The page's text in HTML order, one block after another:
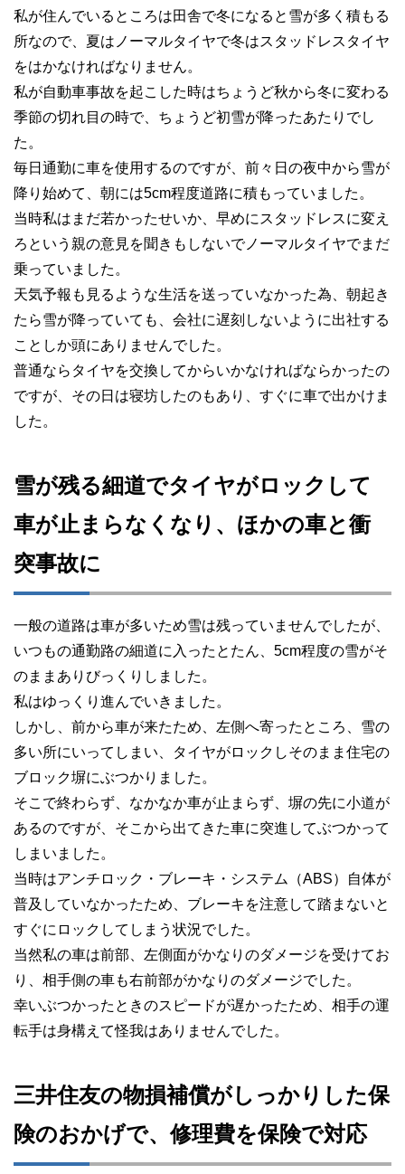
私が住んでいるところは田舎で冬になると雪が多く積もる
所なので、夏はノーマルタイヤで冬はスタッドレスタイヤ
をはかなければなりません。
私が自動車事故を起こした時はちょうど秋から冬に変わる
季節の切れ目の時で、ちょうど初雪が降ったあたりでし
た。
毎日通勤に車を使用するのですが、前々日の夜中から雪が
降り始めて、朝には5cm程度道路に積もっていました。
当時私はまだ若かったせいか、早めにスタッドレスに変え
ろという親の意見を聞きもしないでノーマルタイヤでまだ
乗っていました。
天気予報も見るような生活を送っていなかった為、朝起き
たら雪が降っていても、会社に遅刻しないように出社する
ことしか頭にありませんでした。
普通ならタイヤを交換してからいかなければならかったの
ですが、その日は寝坊したのもあり、すぐに車で出かけま
した。
雪が残る細道でタイヤがロックして
車が止まらなくなり、ほかの車と衝
突事故に
一般の道路は車が多いため雪は残っていませんでしたが、
いつもの通勤路の細道に入ったとたん、5cm程度の雪がそ
のままありびっくりしました。
私はゆっくり進んでいきました。
しかし、前から車が来たため、左側へ寄ったところ、雪の
多い所にいってしまい、タイヤがロックしそのまま住宅の
ブロック塀にぶつかりました。
そこで終わらず、なかなか車が止まらず、塀の先に小道が
あるのですが、そこから出てきた車に突進してぶつかって
しまいました。
当時はアンチロック・ブレーキ・システム（ABS）自体が
普及していなかったため、ブレーキを注意して踏まないと
すぐにロックしてしまう状況でした。
当然私の車は前部、左側面がかなりのダメージを受けてお
り、相手側の車も右前部がかなりのダメージでした。
幸いぶつかったときのスピードが遅かったため、相手の運
転手は身構えて怪我はありませんでした。
三井住友の物損補償がしっかりした保
険のおかげで、修理費を保険で対応